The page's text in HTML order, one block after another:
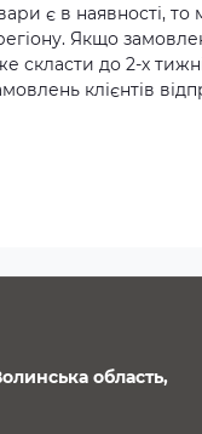
є в наявності,
Якщо
скласти до 2-х
клієнтів
область,